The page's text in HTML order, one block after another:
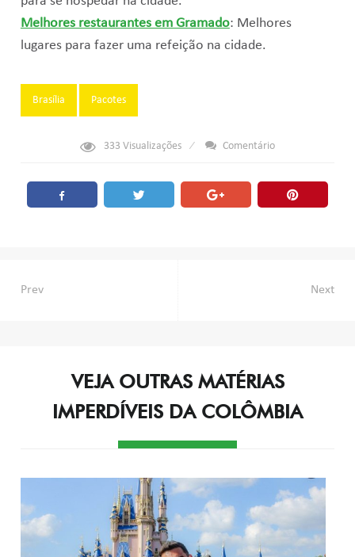
Melhores restaurantes em Gramado: Melhores
lugares para fazer uma refeição na cidade.
Brasília Pacotes
333Visualizações Comentário
Navegação
Prev Next
VEJA OUTRAS MATÉRIAS
IMPERDÍVEIS DA COLÔMBIA